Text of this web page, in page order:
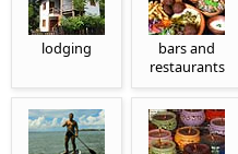
lodging
bars and
restaurants